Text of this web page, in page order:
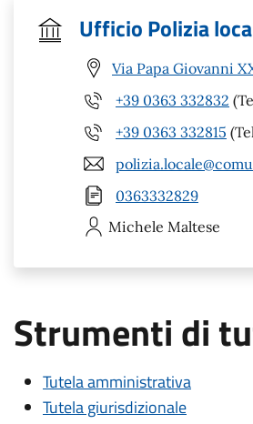
Ufficio Polizia
Via Papa Giovanni
+39 0363 332832
+39 0363 332815
0363332829
Michele Maltese
Strumenti di
Tutela amministrativa
Tutela giurisdizionale